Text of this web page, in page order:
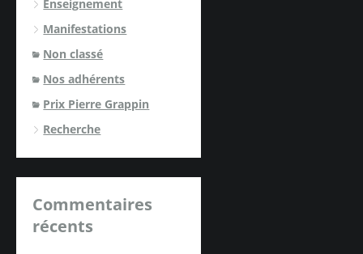
Enseignement
Manifestations
Non classé
Nos adhérents
Prix Pierre Grappin
Recherche
Commentaires
récents